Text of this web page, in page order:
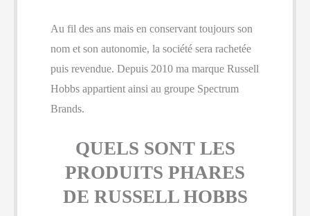
Au fil des ans mais en conservant toujours son
nom et son autonomie, la société sera rachetée
puis revendue. Depuis 2010 ma marque Russell
Hobbs appartient ainsi au groupe Spectrum
Brands.
QUELS SONT LES
PRODUITS PHARES
DE RUSSELL HOBBS